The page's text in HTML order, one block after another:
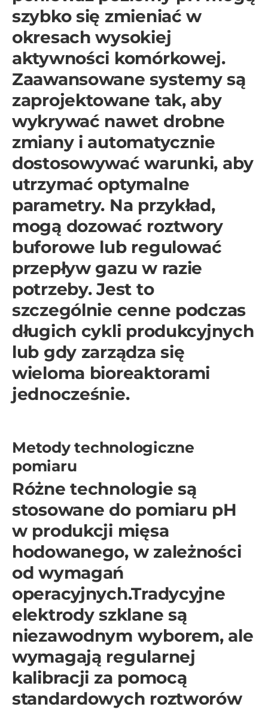
szybko się zmieniać w
okresach wysokiej
aktywności komórkowej.
Zaawansowane systemy są
zaprojektowane tak, aby
wykrywać nawet drobne
zmiany i automatycznie
dostosowywać warunki, aby
utrzymać optymalne
parametry. Na przykład,
mogą dozować roztwory
buforowe lub regulować
przepływ gazu w razie
potrzeby. Jest to
szczególnie cenne podczas
długich cykli produkcyjnych
lub gdy zarządza się
wieloma bioreaktorami
jednocześnie.
Metody technologiczne
pomiaru
Różne technologie są
stosowane do pomiaru pH
w produkcji mięsa
hodowanego, w zależności
od wymagań
operacyjnych.Tradycyjne
elektrody szklane są
niezawodnym wyborem, ale
wymagają regularnej
kalibracji za pomocą
standardowych roztworów